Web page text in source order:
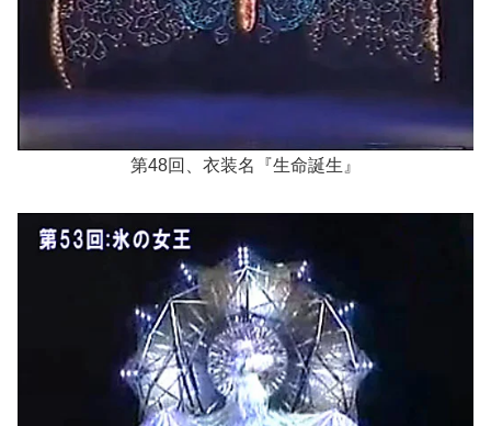
第48回、衣装名『生命誕生』